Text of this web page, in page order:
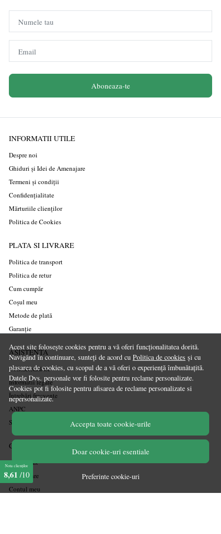
Acest site folosește cookies pentru a vă oferi funcționalitatea dorită.
Navigând în continuare, sunteți de acord cu Politica de cookies și cu
plasarea de cookies, cu scopul de a vă oferi o experiență îmbunătațită.
Datele Dvs. personale vor fi folosite pentru reclame personalizate.
Cookies pot fi folosite pentru afisarea de reclame personalizate si
nepersonalizate.
Accepta toate cookie-urile
Doar cookie-uri esentiale
Preferinte cookie-uri
Numele tau
Email
Aboneaza-te
INFORMATII UTILE
Despre noi
Ghiduri și Idei de Amenajare
Termeni și condiții
Confidențialitate
Mărturiile clienților
Politica de Cookies
PLATA SI LIVRARE
Politica de transport
Politica de retur
Cum cumpăr
Coșul meu
Metode de plată
Garanție
ASISTENTA
Contactează-ne
Informatii legale
Întrebări frecvente
ANPC
Soluționarea litigiilor
CONT CLIENT
Acces cont
Înregistrare
Contul meu
Nota clienților
8,61 /10